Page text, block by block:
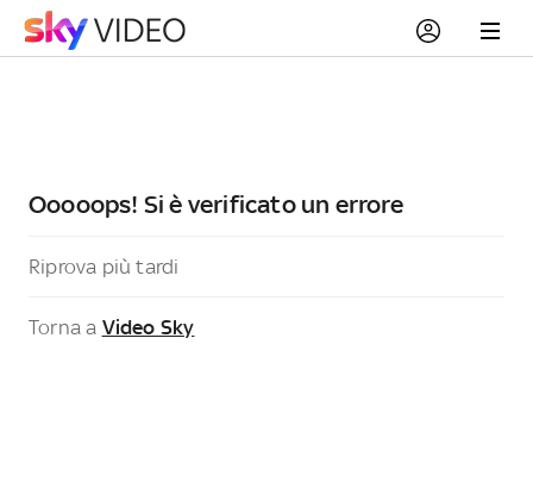
Ooooops! Si è verificato un errore
Riprova più tardi
Torna a Video Sky